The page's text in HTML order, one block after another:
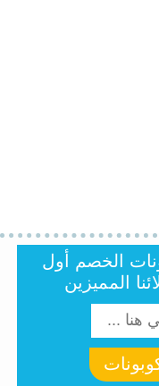
الخصم أول
المميزين